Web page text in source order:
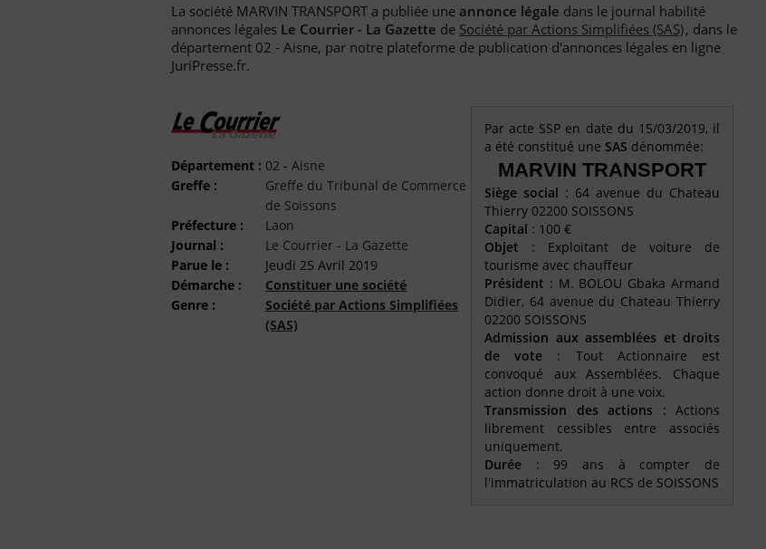
La société MARVIN TRANSPORT a publiée une annonce légale dans le journal habilité
annonces légales Le Courrier - La Gazette de Société par Actions Simplifiées (SAS), dans le
département 02 - Aisne, par notre plateforme de publication d'annonces légales en ligne
JuriPresse.fr.
Département : 02 - Aisne
Greffe :
Greffe du Tribunal de Commerce
de Soissons
Préfecture :
Laon
Journal :
Le Courrier - La Gazette
Parue le :
Jeudi 25 Avril 2019
Démarche :
Constituer une société
Genre :
Société par Actions Simplifiées
(SAS)
Par acte SSP en date du 15/03/2019, il
a été constitué une SAS dénommée:
MARVIN TRANSPORT
Siège social : 64 avenue du Chateau
Thierry 02200 SOISSONS
Capital : 100 €
Objet : Exploitant de voiture de
tourisme avec chauffeur
Président : M. BOLOU Gbaka Armand
Didier, 64 avenue du Chateau Thierry
02200 SOISSONS
Admission aux assemblées et droits
de vote : Tout Actionnaire est
convoqué aux Assemblées. Chaque
action donne droit à une voix.
Transmission des actions : Actions
librement cessibles entre associés
uniquement.
Durée : 99 ans à compter de
l'immatriculation au RCS de SOISSONS